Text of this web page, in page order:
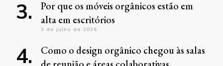
Por que os móveis orgânicos estão em
alta em escritórios
3 de julho de 2026
Como o design orgânico chegou às salas